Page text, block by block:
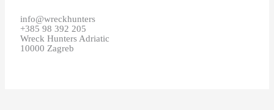
info@wreckhunters
+385 98 392 205
Wreck Hunters Adriatic
10000 Zagreb